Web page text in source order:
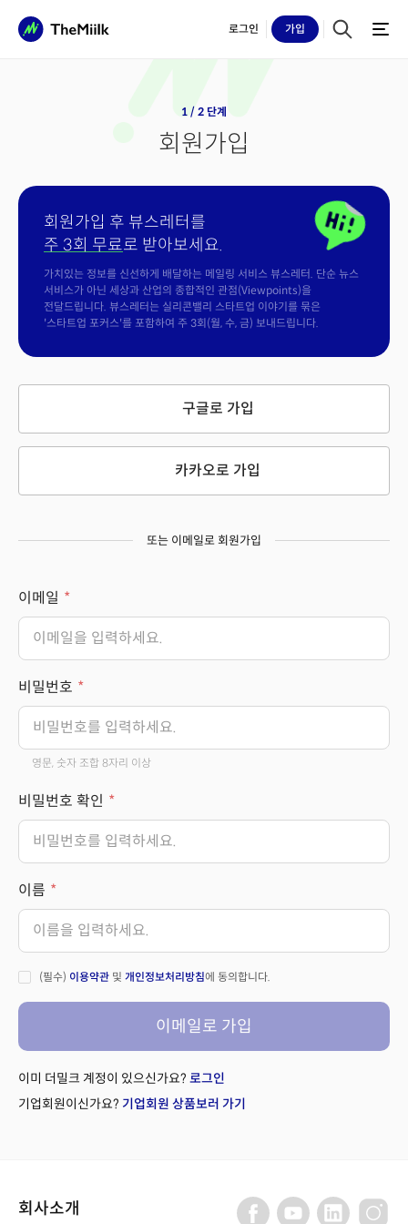
로그인 가입
1 / 2 단계
회원가입
회원가입 후 뷰스레터를
주 3회 무료로 받아보세요.
가치있는 정보를 신선하게 배달하는 메일링 서비스 뷰스레터. 단순 뉴스
서비스가 아닌 세상과 산업의 종합적인 관점(Viewpoints)을
전달드립니다. 뷰스레터는 실리콘밸리 스타트업 이야기를 묶은
'스타트업 포커스'를 포함하여 주 3회(월, 수, 금) 보내드립니다.
구글로 가입
카카오로 가입
또는 이메일로 회원가입
이메일
비밀번호
영문, 숫자 조합 8자리 이상
비밀번호 확인
이름
(필수) 이용약관 및 개인정보처리방침에 동의합니다.
이메일로 가입
이미 더밀크 계정이 있으신가요? 로그인
기업회원이신가요? 기업회원 상품보러 가기
회사소개